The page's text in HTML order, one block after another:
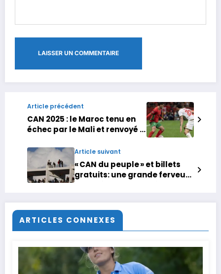
Article précédent
CAN 2025 : le Maroc tenu en
échec par le Mali et renvoyé à
Article suivant
« CAN du peuple » et billets
gratuits: une grande ferveur
ARTICLES CONNEXES